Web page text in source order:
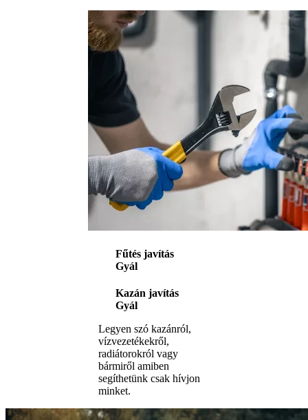
Fűtés javítás
Gyál
Kazán javítás
Gyál
Legyen szó kazánról,
vízvezetékekről,
radiátorokról vagy
bármiről amiben
segíthetünk csak hívjon
minket.